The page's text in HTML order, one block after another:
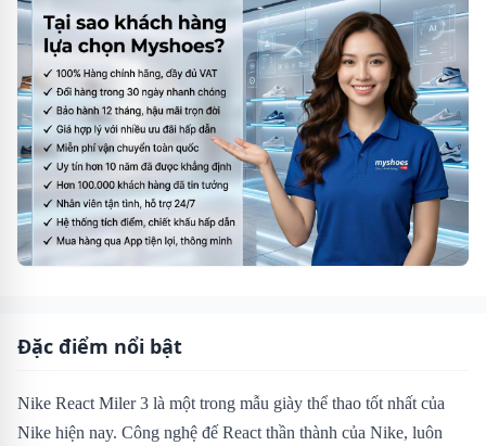
Đặc điểm nổi bật
Nike React Miler 3 là một trong mẫu giày thể thao tốt nhất của
Nike hiện nay. Công nghệ đế React thần thành của Nike, luôn